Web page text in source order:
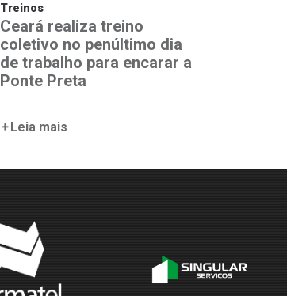
Treinos
Ceará realiza treino
coletivo no penúltimo dia
de trabalho para encarar a
Ponte Preta
Leia mais